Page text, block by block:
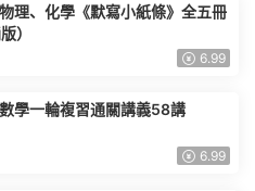
理、化學《默寫小紙條》全五冊
）
6.99
學一輪複習通關講義58講
6.99